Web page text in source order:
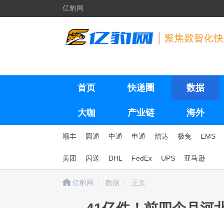
亿豹网
首页 快递圈 数据
大咖 产业链 海外
顺丰 圆通 中通 申通 韵达 极兔 EMS
美团 闪送 DHL FedEx UPS 亚马逊
亿豹网 数据 正文